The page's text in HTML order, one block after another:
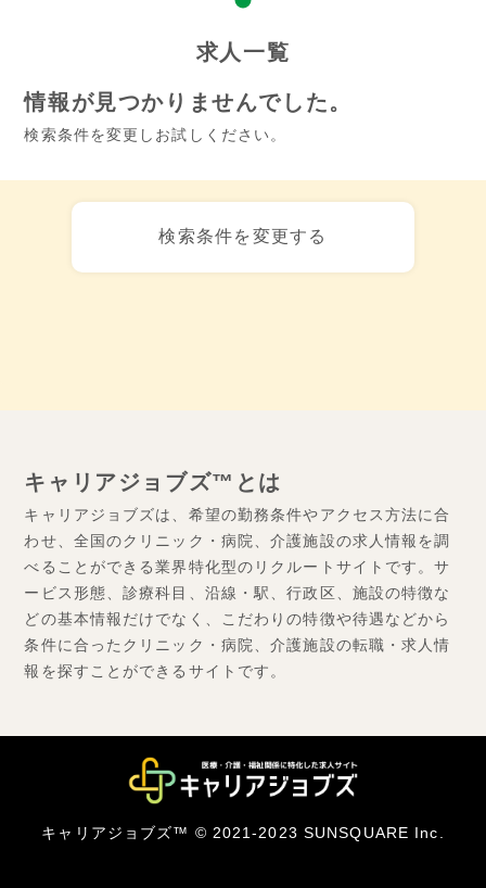
求人一覧
情報が見つかりませんでした。
検索条件を変更しお試しください。
検索条件を変更する
キャリアジョブズ™とは
キャリアジョブズは、希望の勤務条件やアクセス方法に合
わせ、全国のクリニック・病院、介護施設の求人情報を調
べることができる業界特化型のリクルートサイトです。サ
ービス形態、診療科目、沿線・駅、行政区、施設の特徴な
どの基本情報だけでなく、こだわりの特徴や待遇などから
条件に合ったクリニック・病院、介護施設の転職・求人情
報を探すことができるサイトです。
キャリアジョブズ™ © 2021-2023 SUNSQUARE Inc.